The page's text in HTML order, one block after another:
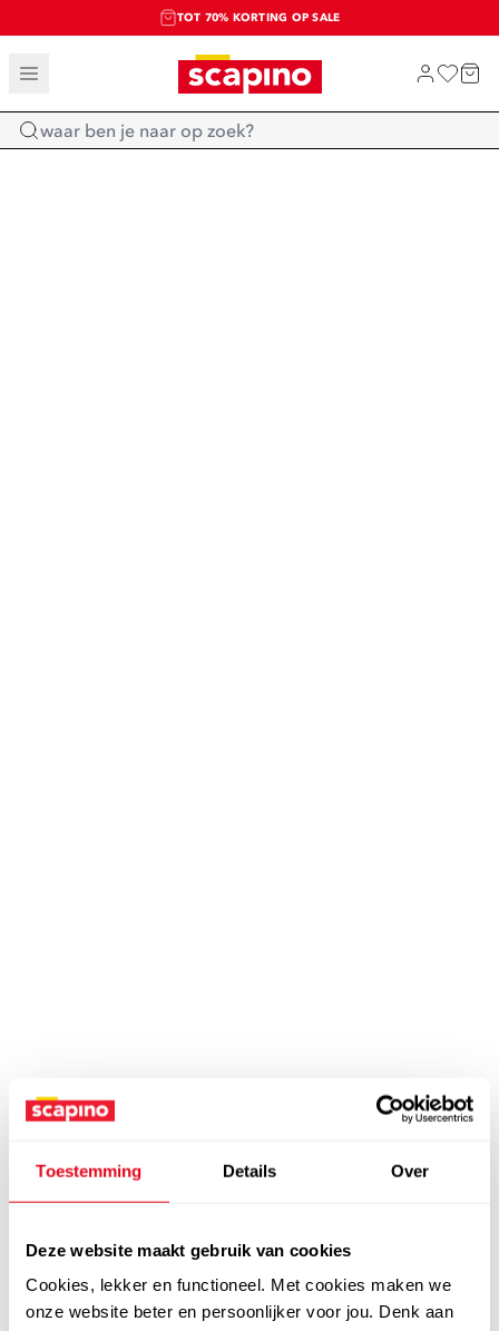
Toestemming Details Over
Deze website maakt gebruik van cookies
Cookies, lekker en functioneel. Met cookies maken we
onze website beter en persoonlijker voor jou. Denk aan
TOT 70% KORTING OP SALE
SALE: LAATSTE KANS!
SHOP NIEUW
Home